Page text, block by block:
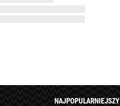
NAJPOPULARNIEJSZY